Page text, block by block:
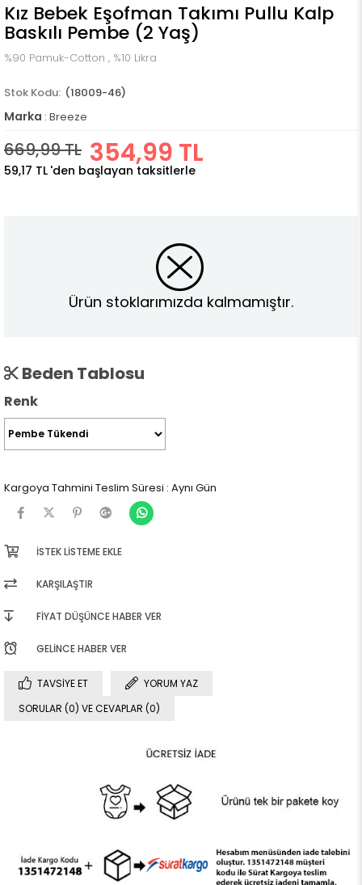
Kız Bebek Eşofman Takımı Pullu Kalp
Baskılı Pembe (2 Yaş)
%90 Pamuk-Cotton , %10 Likra
(18009-46)
Marka : Breeze
669,99 TL 354,99 TL
59,17 TL 'den başlayan taksitlerle
Ürün stoklarımızda kalmamıştır.
Beden Tablosu
Renk
Kargoya Tahmini Teslim Süresi : Aynı Gün
İSTEK LISTEME EKLE
KARŞILAŞTIR
FIYAT DÜŞÜNCE HABER VER
GELINCE HABER VER
TAVSIYE ET
YORUM YAZ
SORULAR (0) VE CEVAPLAR (0)